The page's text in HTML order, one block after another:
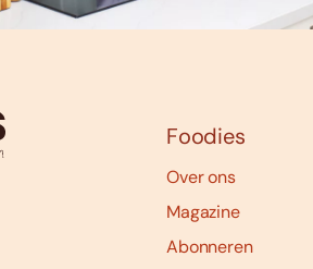
Foodies
Over ons
Magazine
Abonneren